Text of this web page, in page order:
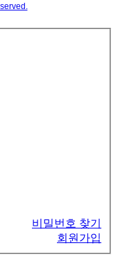
비밀번호 찾기
회원가입